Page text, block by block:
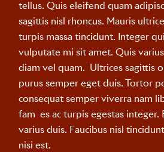
tellus. Quis eleifend quam
sagittis nisl rhoncus. Mauris
turpis massa tincidunt. Integer
vulputate mi sit amet. Quis
diam vel quam. Ultrices sagittis
purus semper eget duis. Tortor
consequat semper viverra nam
fam es ac turpis egestas integer.
varius duis. Faucibus nisl
nisi est.